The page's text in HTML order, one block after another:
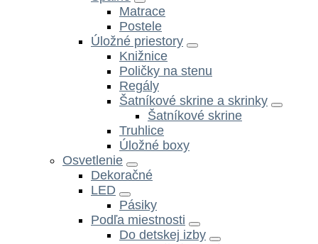
Matrace
Postele
Úložné priestory
Knižnice
Poličky na stenu
Regály
Šatníkové skrine a skrinky
Šatníkové skrine
Truhlice
Úložné boxy
Osvetlenie
Dekoračné
LED
Pásiky
Podľa miestnosti
Do detskej izby